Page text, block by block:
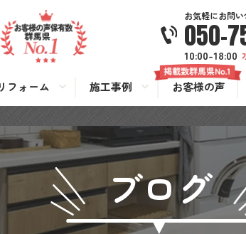
お気軽にお問
050-
10:00-18:00
フォーム 施工事例 お客様の声
ブログ